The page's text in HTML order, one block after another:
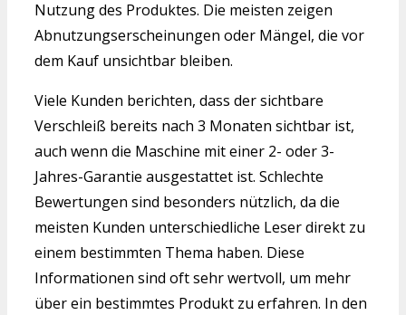
Nutzung des Produktes. Die meisten zeigen
Abnutzungserscheinungen oder Mängel, die vor
dem Kauf unsichtbar bleiben.
Viele Kunden berichten, dass der sichtbare
Verschleiß bereits nach 3 Monaten sichtbar ist,
auch wenn die Maschine mit einer 2- oder 3-
Jahres-Garantie ausgestattet ist. Schlechte
Bewertungen sind besonders nützlich, da die
meisten Kunden unterschiedliche Leser direkt zu
einem bestimmten Thema haben. Diese
Informationen sind oft sehr wertvoll, um mehr
über ein bestimmtes Produkt zu erfahren. In den